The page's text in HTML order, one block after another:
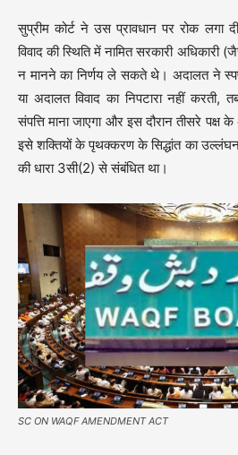
सुप्रीम कोर्ट ने उस प्रावधान पर रोक लगा
विवाद की स्थिति में नामित सरकारी
न मानने का निर्णय ले सकते थे। अदालत ने
या अदालत विवाद का निपटारा नहीं करती,
संपत्ति माना जाएगा और इस दौरान तीसरे
इसे शक्तियों के पृथक्करण के सिद्धांत का उल्लंघन
की धारा 3सी(2) से संबंधित था।
SC ON WAQF AMENDMENT ACT